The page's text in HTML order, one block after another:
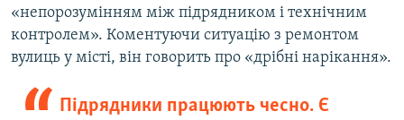
«непорозумінням між підрядником і технічним
контролем». Коментуючи ситуацію з ремонтом
вулиць у місті, він говорить про «дрібні нарікання».
Підрядники працюють чесно. Є